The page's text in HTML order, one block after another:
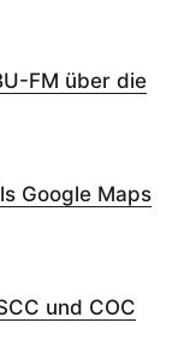
FM über die
Google Maps
und COC